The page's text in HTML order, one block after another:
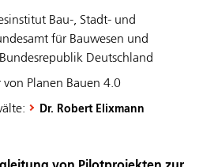
Bau-, Stadt- und
für Bauwesen und
Deutschland
Planen Bauen 4.0
Dr. Robert Elixmann